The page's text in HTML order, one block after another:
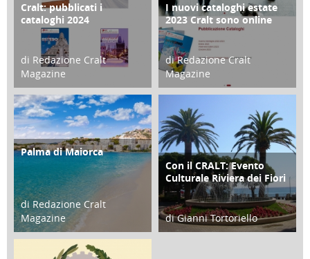
COPERTINA
Cralt: pubblicati i
cataloghi 2024
di Redazione Cralt
Magazine
21 Novembre 2023
CONTRO COPERTINA
I nuovi cataloghi estate
2023 Cralt sono online
di Redazione Cralt
Magazine
07 Marzo 2023
ATTIVITÀ
Palma di Maiorca
di Redazione Cralt
Magazine
25 Giugno 2016
ATTIVITÀ
Con il CRALT: Evento
Culturale Riviera dei Fiori
di Gianni Tortoriello